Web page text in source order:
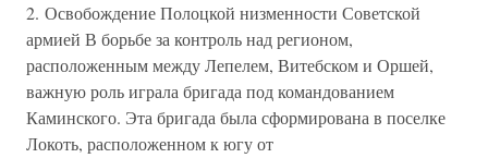
2. Освобождение Полоцкой низменности Советской
армией В борьбе за контроль над регионом,
расположенным между Лепелем, Витебском и Оршей,
важную роль играла бригада под командованием
Каминского. Эта бригада была сформирована в поселке
Локоть, расположенном к югу от